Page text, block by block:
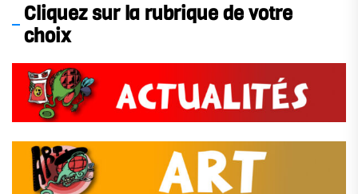
Cliquez sur la rubrique de votre
choix